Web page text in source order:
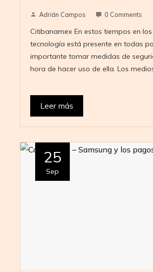
Adrián Campos 0 Comments
Citibanamex En estos tiempos en
tecnología está presente en todas
importante tomar medidas de
hora de hacer uso de ella. Los
Leer más
25
Sep